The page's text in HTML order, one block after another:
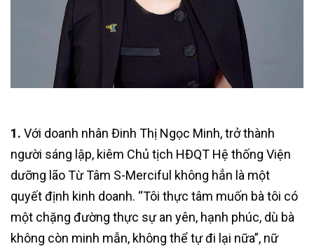
1. Với doanh nhân Đinh Thị Ngọc Minh, trở thành
người sáng lập, kiêm Chủ tịch HĐQT Hệ thống Viện
dưỡng lão Từ Tâm S-Merciful không hẳn là một
quyết định kinh doanh. “Tôi thực tâm muốn bà tôi có
một chặng đường thực sự an yên, hạnh phúc, dù bà
không còn minh mẫn, không thể tự đi lại nữa”, nữ